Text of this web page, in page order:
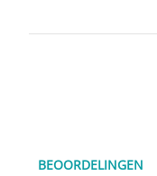
BEOORDELINGEN